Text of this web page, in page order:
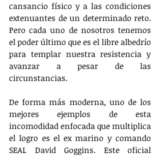
cansancio físico y a las condiciones
extenuantes de un determinado reto.
Pero cada uno de nosotros tenemos
el poder último que es el libre albedrío
para templar nuestra resistencia y
avanzar a pesar de las
circunstancias.
De forma más moderna, uno de los
mejores ejemplos de esta
incomodidad enfocada que multiplica
el logro es el ex marino y comando
SEAL David Goggins. Este oficial